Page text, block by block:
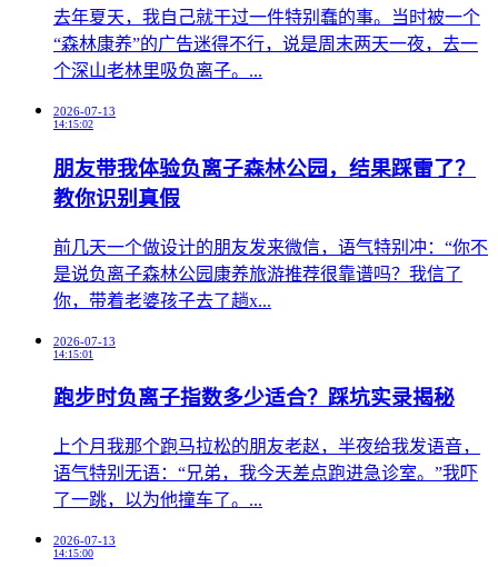
​去年夏天，我自己就干过一件特别蠢的事。当时被一个
“森林康养”的广告迷得不行，说是周末两天一夜，去一
个深山老林里吸负离子。...
2026-07-13
14:15:02
朋友带我体验负离子森林公园，结果踩雷了？
教你识别真假
前几天一个做设计的朋友发来微信，语气特别冲：“你不
是说负离子森林公园康养旅游推荐很靠谱吗？我信了
你，带着老婆孩子去了趟x...
2026-07-13
14:15:01
跑步时负离子指数多少适合？踩坑实录揭秘
上个月我那个跑马拉松的朋友老赵，半夜给我发语音，
语气特别无语：“兄弟，我今天差点跑进急诊室。”我吓
了一跳，以为他撞车了。...
2026-07-13
14:15:00